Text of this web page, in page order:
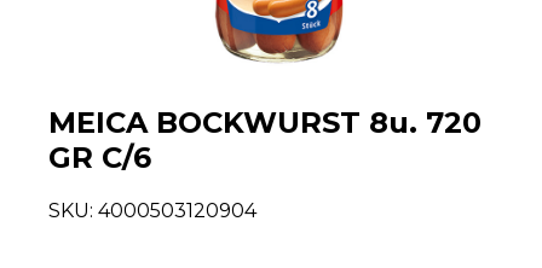
MEICA BOCKWURST 8u. 720
GR C/6
SKU: 4000503120904